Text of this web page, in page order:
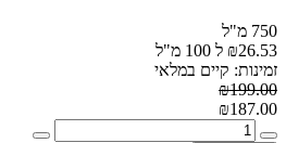
750 מ"ל
₪26.53 ל 100 מ"ל
זמינות: קיים במלאי
₪199.00
₪187.00